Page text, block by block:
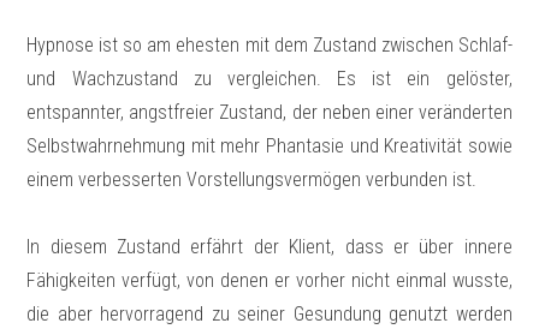
Hypnose ist so am ehesten mit dem Zustand zwischen Schlaf-
und Wachzustand zu vergleichen. Es ist ein gelöster,
entspannter, angstfreier Zustand, der neben einer veränderten
Selbstwahrnehmung mit mehr Phantasie und Kreativität sowie
einem verbesserten Vorstellungsvermögen verbunden ist.
In diesem Zustand erfährt der Klient, dass er über innere
Fähigkeiten verfügt, von denen er vorher nicht einmal wusste,
die aber hervorragend zu seiner Gesundung genutzt werden